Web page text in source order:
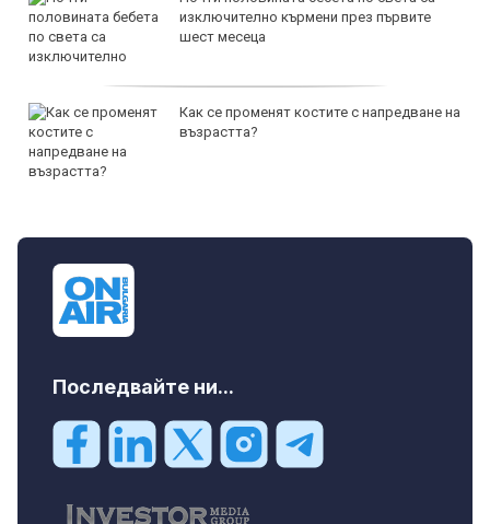
изключително кърмени през първите
шест месеца
Как се променят костите с напредване на
възрастта?
Последвайте ни...